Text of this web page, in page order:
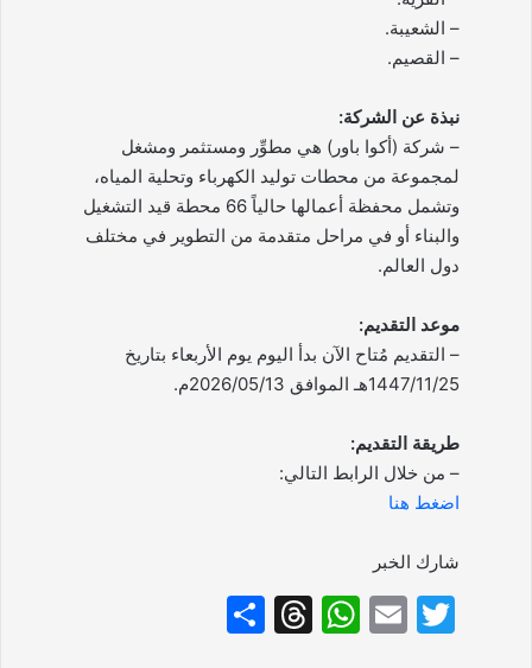
– الشعيبة.
– القصيم.
نبذة عن الشركة:
– شركة (أكوا باور) هي مطوِّر ومستثمر ومشغل
لمجموعة من محطات توليد الكهرباء وتحلية المياه،
وتشمل محفظة أعمالها حالياً 66 محطة قيد التشغيل
والبناء أو في مراحل متقدمة من التطوير في مختلف
دول العالم.
موعد التقديم:
– التقديم مُتاح الآن بدأ اليوم يوم الأربعاء بتاريخ
1447/11/25هـ الموافق 2026/05/13م.
طريقة التقديم:
– من خلال الرابط التالي:
اضغط هنا
شارك الخبر
T
E
W
T